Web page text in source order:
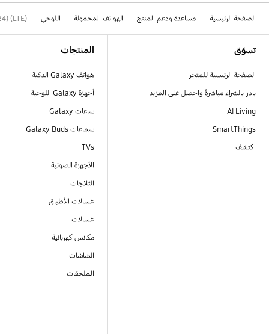
الصفحة الرئيسية مساعدة ودعم المنتج الهواتف المحمولة اللوحي (LTE)
تسوّق
الصفحة الرئيسية للمتجر
بادر بالشراء مباشرةً واحصل على المزيد
AI Living
SmartThings
اكتشف
المنتجات
هواتف Galaxy الذكية
أجهزة Galaxy اللوحية
ساعات Galaxy
سماعات Galaxy Buds
TVs
الأجهزة الصوتية
الثلاجات
غسالات الأطباق
غسالات
مكانس كهربائية
الشاشات
الملحقات